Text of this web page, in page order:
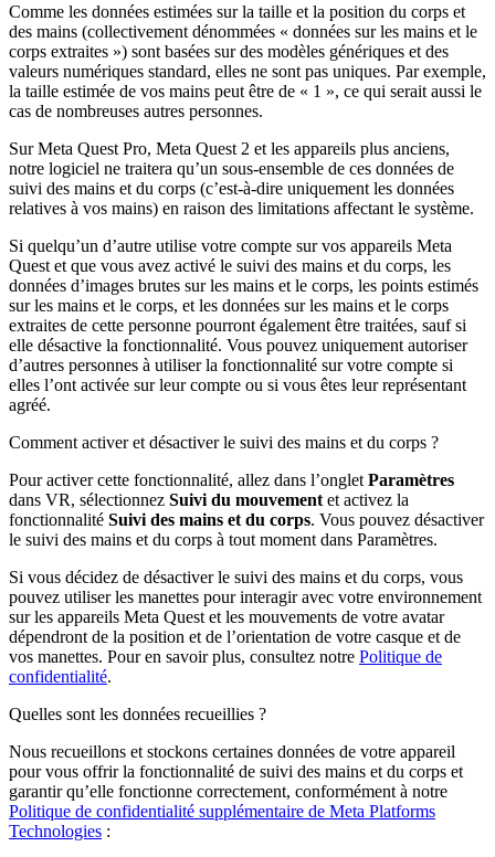
Comme les données estimées sur la taille et la position du corps et
des mains (collectivement dénommées « données sur les mains et le
corps extraites ») sont basées sur des modèles génériques et des
valeurs numériques standard, elles ne sont pas uniques. Par exemple,
la taille estimée de vos mains peut être de « 1 », ce qui serait aussi le
cas de nombreuses autres personnes.
Sur Meta Quest Pro, Meta Quest 2 et les appareils plus anciens,
notre logiciel ne traitera qu’un sous-ensemble de ces données de
suivi des mains et du corps (c’est-à-dire uniquement les données
relatives à vos mains) en raison des limitations affectant le système.
Si quelqu’un d’autre utilise votre compte sur vos appareils Meta
Quest et que vous avez activé le suivi des mains et du corps, les
données d’images brutes sur les mains et le corps, les points estimés
sur les mains et le corps, et les données sur les mains et le corps
extraites de cette personne pourront également être traitées, sauf si
elle désactive la fonctionnalité. Vous pouvez uniquement autoriser
d’autres personnes à utiliser la fonctionnalité sur votre compte si
elles l’ont activée sur leur compte ou si vous êtes leur représentant
agréé.
Comment activer et désactiver le suivi des mains et du corps ?
Pour activer cette fonctionnalité, allez dans l’onglet Paramètres
dans VR, sélectionnez Suivi du mouvement et activez la
fonctionnalité Suivi des mains et du corps. Vous pouvez désactiver
le suivi des mains et du corps à tout moment dans Paramètres.
Si vous décidez de désactiver le suivi des mains et du corps, vous
pouvez utiliser les manettes pour interagir avec votre environnement
sur les appareils Meta Quest et les mouvements de votre avatar
dépendront de la position et de l’orientation de votre casque et de
vos manettes. Pour en savoir plus, consultez notre Politique de
confidentialité.
Quelles sont les données recueillies ?
Nous recueillons et stockons certaines données de votre appareil
pour vous offrir la fonctionnalité de suivi des mains et du corps et
garantir qu’elle fonctionne correctement, conformément à notre
Politique de confidentialité supplémentaire de Meta Platforms
Technologies :